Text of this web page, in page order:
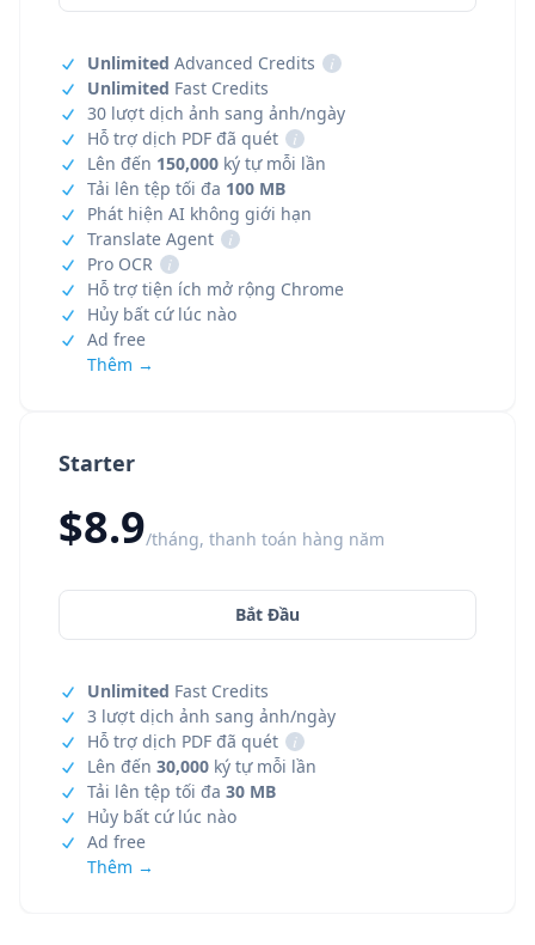
Starter
$8.9/tháng, thanh toán hàng năm
Bắt Đầu
Unlimited Fast Credits
3 lượt dịch ảnh sang ảnh/ngày
Hỗ trợ dịch PDF đã quét
i
Lên đến 30,000 ký tự mỗi lần
Tải lên tệp tối đa 30 MB
Hủy bất cứ lúc nào
Ad free
Thêm →
Unlimited Advanced Credits
i
Unlimited Fast Credits
30 lượt dịch ảnh sang ảnh/ngày
Hỗ trợ dịch PDF đã quét
i
Lên đến 150,000 ký tự mỗi lần
Tải lên tệp tối đa 100 MB
Phát hiện AI không giới hạn
Translate Agent
i
Pro OCR
i
Hỗ trợ tiện ích mở rộng Chrome
Hủy bất cứ lúc nào
Ad free
Thêm →